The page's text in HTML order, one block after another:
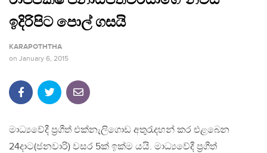
ඉදිරිපිට පොල් ගසයි
KARAPOTHTHA
on January 6, 2015
මාධ්‍යවේදී ප්‍රගීත් එක්නැලිගොඩ අතුරැදහන් කර එළබෙන
24දාට(ජනවාරි) වසර 5ක් ඉක්ම යයි. මාධ්‍යවේදී ප්‍රගීත්